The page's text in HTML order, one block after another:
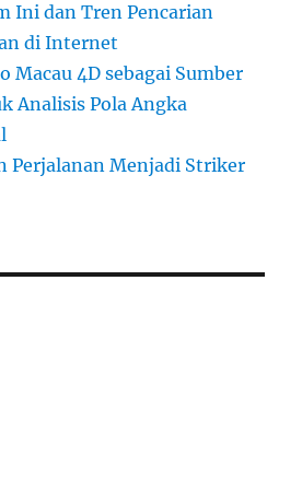
Ini dan Tren Pencarian
di Internet
Macau 4D sebagai Sumber
Analisis Pola Angka
Perjalanan Menjadi Striker